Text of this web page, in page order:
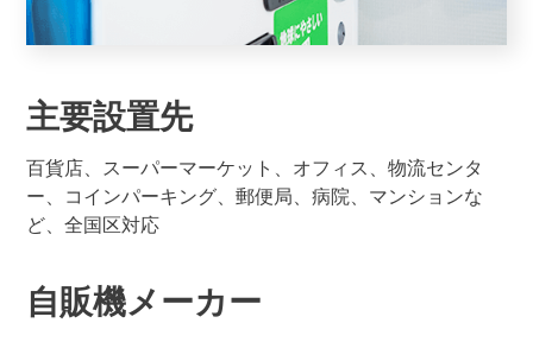
主要設置先
百貨店、スーパーマーケット、オフィス、物流センタ
ー、コインパーキング、郵便局、病院、マンションな
ど、全国区対応
自販機メーカー